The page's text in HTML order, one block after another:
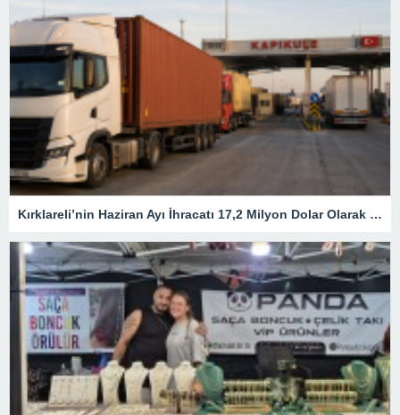
Kırklareli’nin Haziran Ayı İhracatı 17,2 Milyon Dolar Olarak Gerçekleşti